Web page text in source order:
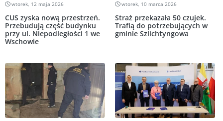
wtorek, 12 maja 2026
CUS zyska nową przestrzeń.
Przebudują część budynku
przy ul. Niepodległości 1 we
Wschowie
wtorek, 10 marca 2026
Straż przekazała 50 czujek.
Trafią do potrzebujących w
gminie Szlichtyngowa